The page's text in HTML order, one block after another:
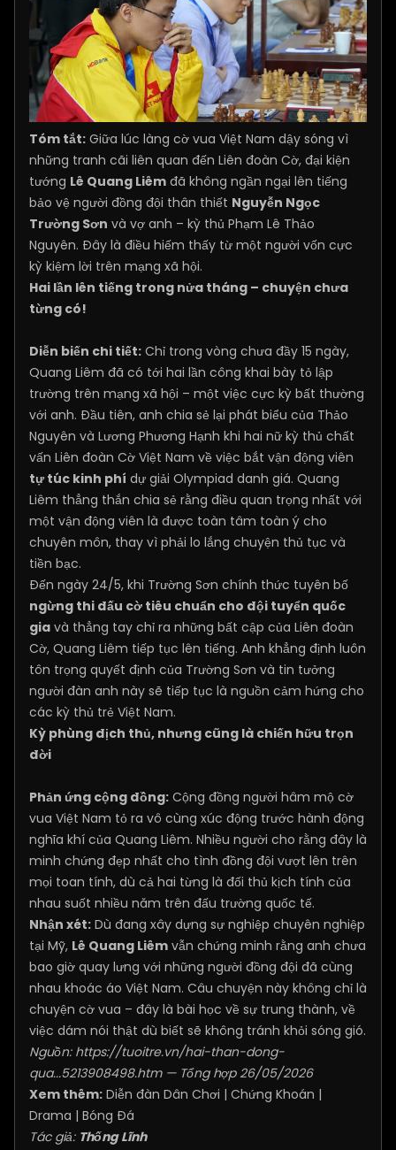
Tóm tắt: Giữa lúc làng cờ vua Việt Nam dậy sóng vì
những tranh cãi liên quan đến Liên đoàn Cờ, đại kiện
tướng Lê Quang Liêm đã không ngần ngại lên tiếng
bảo vệ người đồng đội thân thiết Nguyễn Ngọc
Trường Sơn và vợ anh – kỳ thủ Phạm Lê Thảo
Nguyên. Đây là điều hiếm thấy từ một người vốn cực
kỳ kiệm lời trên mạng xã hội.
Hai lần lên tiếng trong nửa tháng – chuyện chưa
từng có!
Diễn biến chi tiết: Chỉ trong vòng chưa đầy 15 ngày,
Quang Liêm đã có tới hai lần công khai bày tỏ lập
trường trên mạng xã hội – một việc cực kỳ bất thường
với anh. Đầu tiên, anh chia sẻ lại phát biểu của Thảo
Nguyên và Lương Phương Hạnh khi hai nữ kỳ thủ chất
vấn Liên đoàn Cờ Việt Nam về việc bắt vận động viên
tự túc kinh phí dự giải Olympiad danh giá. Quang
Liêm thẳng thắn chia sẻ rằng điều quan trọng nhất với
một vận động viên là được toàn tâm toàn ý cho
chuyên môn, thay vì phải lo lắng chuyện thủ tục và
tiền bạc.
Đến ngày 24/5, khi Trường Sơn chính thức tuyên bố
ngừng thi đấu cờ tiêu chuẩn cho đội tuyển quốc
gia và thẳng tay chỉ ra những bất cập của Liên đoàn
Cờ, Quang Liêm tiếp tục lên tiếng. Anh khẳng định luôn
tôn trọng quyết định của Trường Sơn và tin tưởng
người đàn anh này sẽ tiếp tục là nguồn cảm hứng cho
các kỳ thủ trẻ Việt Nam.
Kỳ phùng địch thủ, nhưng cũng là chiến hữu trọn
đời
Phản ứng cộng đồng: Cộng đồng người hâm mộ cờ
vua Việt Nam tỏ ra vô cùng xúc động trước hành động
nghĩa khí của Quang Liêm. Nhiều người cho rằng đây là
minh chứng đẹp nhất cho tình đồng đội vượt lên trên
mọi toan tính, dù cả hai từng là đối thủ kịch tính của
nhau suốt nhiều năm trên đấu trường quốc tế.
Nhận xét: Dù đang xây dựng sự nghiệp chuyên nghiệp
tại Mỹ, Lê Quang Liêm vẫn chứng minh rằng anh chưa
bao giờ quay lưng với những người đồng đội đã cùng
nhau khoác áo Việt Nam. Câu chuyện này không chỉ là
chuyện cờ vua – đây là bài học về sự trung thành, về
việc dám nói thật dù biết sẽ không tránh khỏi sóng gió.
Nguồn: https://tuoitre.vn/hai-than-dong-
qua...5213908498.htm— Tổng hợp 26/05/2026
Xem thêm: Diễn đàn Dân Chơi | Chứng Khoán |
Drama | Bóng Đá
Tác giả: Thống Lĩnh